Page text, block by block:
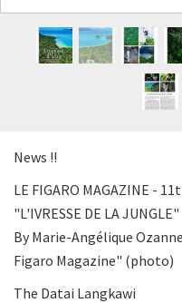
News !!
LE FIGARO MAGAZINE -
"L'IVRESSE DE LA JUNGLE"
By Marie-Angélique
Figaro Magazine" (photo)
The Datai Langkawi